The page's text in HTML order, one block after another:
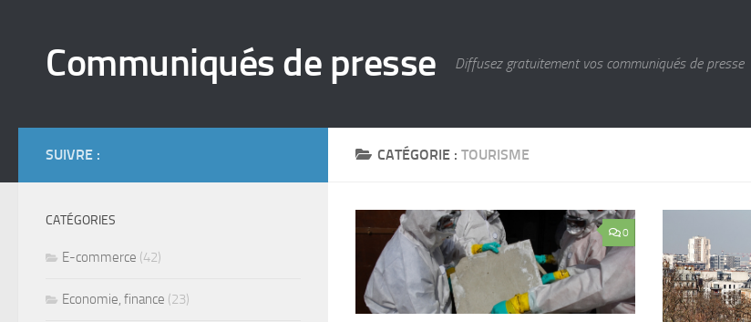
Communiqués de presse Diffusez gratuitement vos communiqués de presse
CATÉGORIE : TOURISME
0
SUIVRE :
CATÉGORIES
E-commerce (42)
Economie, finance (23)